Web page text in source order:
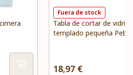
Fuera de stock
Tabla de cortar de vidrio
templado pequeña
18,97 €